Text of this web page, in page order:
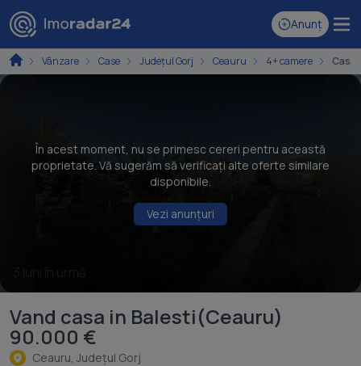
Anunț
Vânzare Case Județul Gorj Ceauru 4+ camere Casă
În acest moment, nu se primesc cereri pentru această
proprietate. Vă sugerăm să verificați alte oferte similare
disponibile.
Vezi anunțuri
3 luni în urmă
Vand casa in Balesti(Ceauru)
90.000 €
Ceauru, Judeţul Gorj